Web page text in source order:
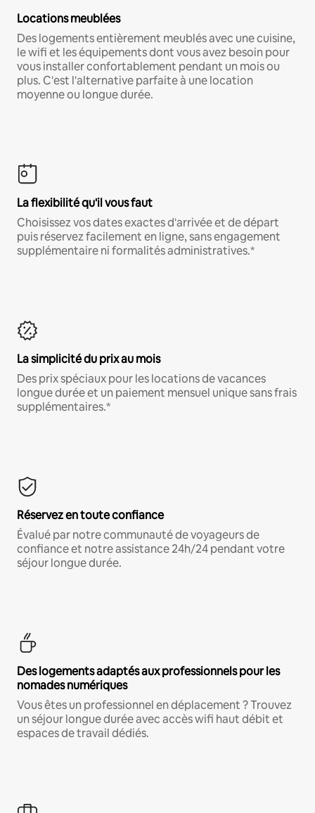
Locations meublées
Des logements entièrement meublés avec une cuisine,
le wifi et les équipements dont vous avez besoin pour
vous installer confortablement pendant un mois ou
plus. C'est l'alternative parfaite à une location
moyenne ou longue durée.
La flexibilité qu'il vous faut
Choisissez vos dates exactes d'arrivée et de départ
puis réservez facilement en ligne, sans engagement
supplémentaire ni formalités administratives.*
La simplicité du prix au mois
Des prix spéciaux pour les locations de vacances
longue durée et un paiement mensuel unique sans frais
supplémentaires.*
Réservez en toute confiance
Évalué par notre communauté de voyageurs de
confiance et notre assistance 24h/24 pendant votre
séjour longue durée.
Des logements adaptés aux professionnels pour les
nomades numériques
Vous êtes un professionnel en déplacement ? Trouvez
un séjour longue durée avec accès wifi haut débit et
espaces de travail dédiés.